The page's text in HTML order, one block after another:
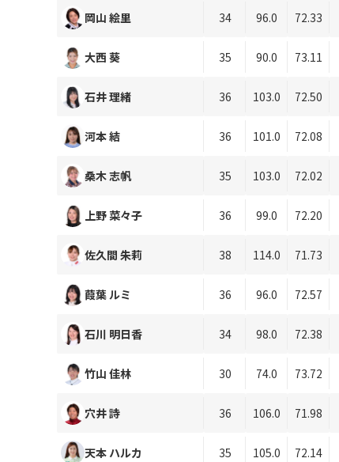
岡山 絵里 34 96.0 72.33
大西 葵 35 90.0 73.11
石井 理緒 36 103.0 72.50
河本 結 36 101.0 72.08
桑木 志帆 35 103.0 72.02
上野 菜々子 36 99.0 72.20
佐久間 朱莉 38 114.0 71.73
葭葉 ルミ 36 96.0 72.57
石川 明日香 34 98.0 72.38
竹山 佳林 30 74.0 73.72
穴井 詩 36 106.0 71.98
天本 ハルカ 35 105.0 72.14